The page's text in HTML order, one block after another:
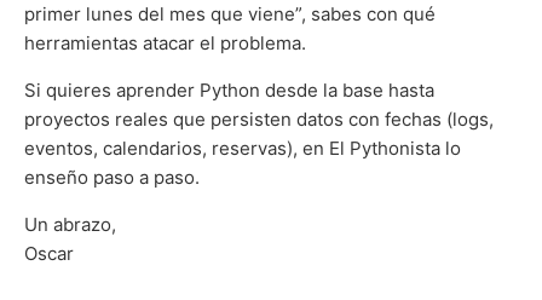
primer lunes del mes que viene”, sabes con qué
herramientas atacar el problema.
Si quieres aprender Python desde la base hasta
proyectos reales que persisten datos con fechas (logs,
eventos, calendarios, reservas), en El Pythonista lo
enseño paso a paso.
Un abrazo,
Oscar